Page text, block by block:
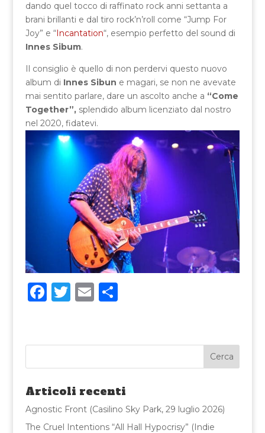
dando quel tocco di raffinato rock anni settanta a
brani brillanti e dal tiro rock’n’roll come “Jump For
Joy” e “Incantation“, esempio perfetto del sound di
Innes Sibum.
Il consiglio è quello di non perdervi questo nuovo
album di Innes Sibun e magari, se non ne avevate
mai sentito parlare, dare un ascolto anche a “Come
Together”,splendido album licenziato dal nostro
nel 2020, fidatevi.
F
e
b
o
o
k
T
te
r
E
l
C
di
vi
di
Articoli recenti
Agnostic Front (Casilino Sky Park, 29 luglio 2026)
The Cruel Intentions “All Hall Hypocrisy” (Indie